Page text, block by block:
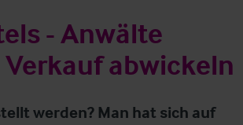
- Anwälte
abwickeln
werden? Man hat sich auf